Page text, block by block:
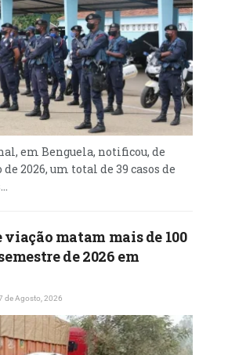
em Benguela, notificou, de
2026, um total de 39 casos de
matam mais de 100
de 2026 em
de Agosto, 2026